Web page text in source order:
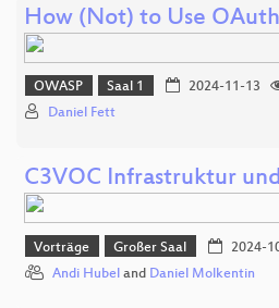
How (Not) to Use
OWASP Saal 1 2024-11-13
Daniel Fett
C3VOC Infrastruktur
Vorträge Großer Saal 2024-
Andi Hubel and Daniel Molkentin